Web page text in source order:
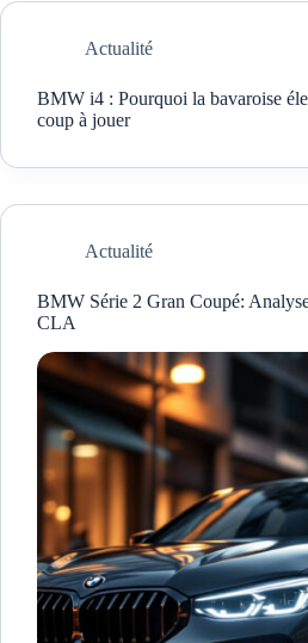
Actualité
BMW i4 : Pourquoi la bavaroise
coup à jouer
Actualité
BMW Série 2 Gran Coupé:
CLA